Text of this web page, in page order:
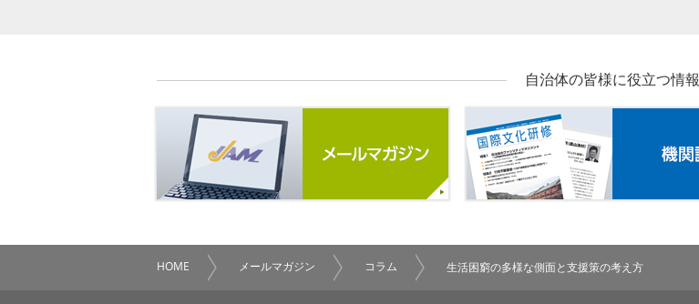
自治体の皆様に役立つ情報
メールマガジン
HOME メールマガジン コラム 生活困窮の多様な側面と支援策の考え方